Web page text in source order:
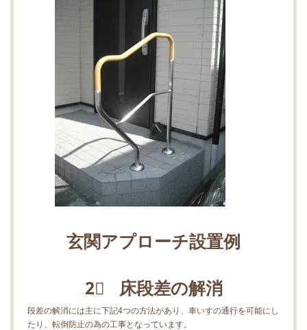
玄関アプローチ設置例
2⃣ 床段差の解消
段差の解消には主に下記4つの方法があり、車いすの通行を可能にし
たり、転倒防止の為の工事となっています。